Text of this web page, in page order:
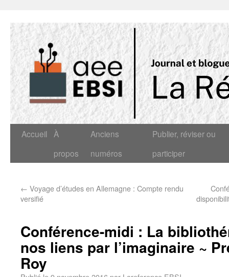
Accueil
À
propos
Anciens
numéros
Publier, réviser ou
participer
← Voyage d’études en Allemagne : Compte rendu
versifié
Conférence-midi : La
nos liens par l’imaginaire ~
Roy